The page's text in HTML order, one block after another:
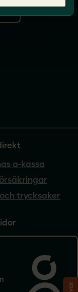
a-kassa
trycksaker